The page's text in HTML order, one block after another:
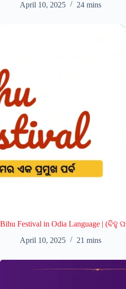
April 10, 2025
24 mins
Bihu Festival in Odia Language | (ବିହୁ
April 10, 2025
21 mins